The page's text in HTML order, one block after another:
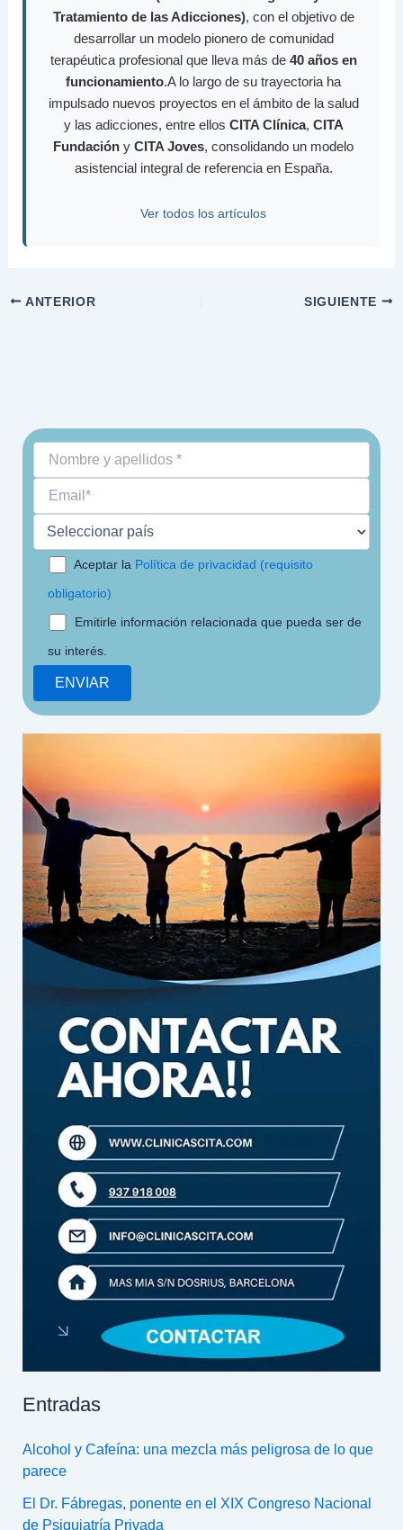
Tratamiento de las Adicciones), con el objetivo de
desarrollar un modelo pionero de comunidad
terapéutica profesional que lleva más de 40 años en
funcionamiento.A lo largo de su trayectoria ha
impulsado nuevos proyectos en el ámbito de la salud
y las adicciones, entre ellos CITA Clínica, CITA
Fundación y CITA Joves, consolidando un modelo
asistencial integral de referencia en España.
Ver todos los artículos
ANTERIOR SIGUIENTE
Aceptar la Política de privacidad (requisito
obligatorio)
Emitirle información relacionada que pueda ser de
su interés.
Entradas
Alcohol y Cafeína: una mezcla más peligrosa de lo que
parece
El Dr. Fábregas, ponente en el XIX Congreso Nacional
de Psiquiatría Privada